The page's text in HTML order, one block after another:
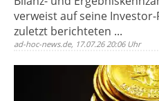
verweist auf seine
zuletzt berichteten ...
ad-hoc-news.de, 17.07.26 20:06 Uhr